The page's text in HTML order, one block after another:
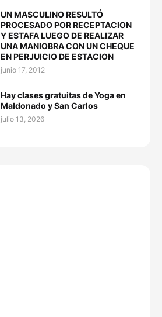
UN MASCULINO RESULTÓ
PROCESADO POR RECEPTACION
Y ESTAFA LUEGO DE REALIZAR
UNA MANIOBRA CON UN CHEQUE
EN PERJUICIO DE ESTACION
junio 17, 2012
Hay clases gratuitas de Yoga en
Maldonado y San Carlos
julio 13, 2026